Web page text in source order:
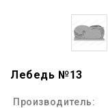
Лебедь №13
Производитель: